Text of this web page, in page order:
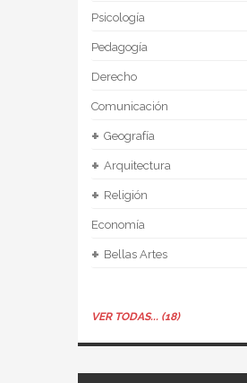
Psicología
Pedagogía
Derecho
Comunicación
+ Geografía
+ Arquitectura
+ Religión
Economía
+ Bellas Artes
VER TODAS... (18)